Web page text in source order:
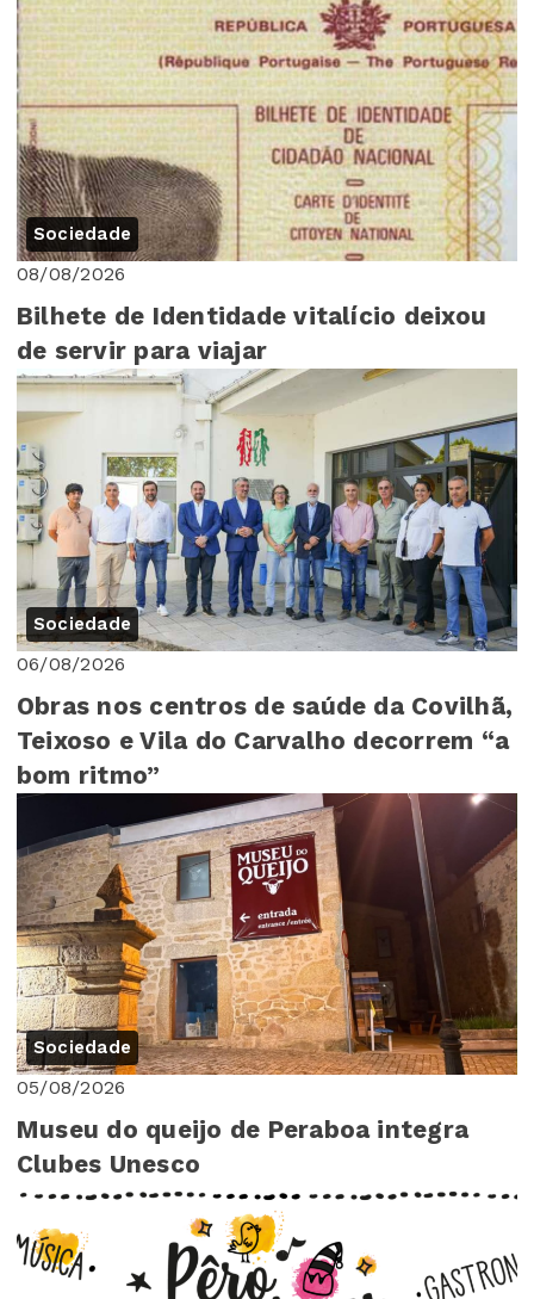
Sociedade
08/08/2026
Bilhete de Identidade vitalício deixou
de servir para viajar
Sociedade
06/08/2026
Obras nos centros de saúde da Covilhã,
Teixoso e Vila do Carvalho decorrem “a
bom ritmo”
Sociedade
05/08/2026
Museu do queijo de Peraboa integra
Clubes Unesco